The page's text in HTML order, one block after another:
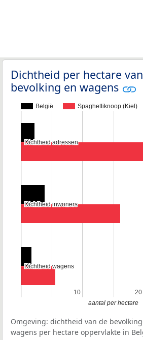
Dichtheid per hectare
bevolking en wagens
België Spaghettiknoop (Kiel)
10
10 20
20
Dichtheid adressen
Dichtheid adressen
Dichtheid inwoners
Dichtheid inwoners
Dichtheid wagens
Dichtheid wagens
aantal per hectare
Omgeving: dichtheid van de
wagens per hectare oppervlakte in